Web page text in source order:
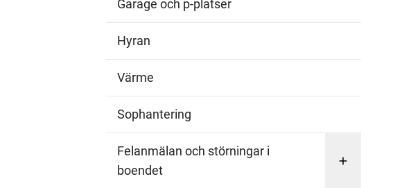
Checklista vid städning
Garage och p-platser
Hyran
Värme
Sophantering
Felanmälan och störningar i
boendet